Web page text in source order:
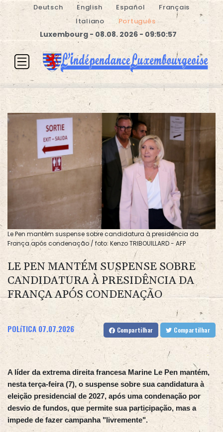
Deutsch English Español
Français
Italiano
Português
Luxembourg - 08.08. 2026 - 09:50:58
Le Pen mantém suspense sobre candidatura à presidência da
França após condenação / foto: Kenzo TRIBOUILLARD - AFP
LE PEN MANTÉM SUSPENSE SOBRE
CANDIDATURA À PRESIDÊNCIA DA
FRANÇA APÓS CONDENAÇÃO
POLíTICA 07.07.2026 Compartilhar Compartilhar
A líder da extrema direita francesa Marine Le Pen mantém,
nesta terça-feira (7), o suspense sobre sua candidatura à
eleição presidencial de 2027, após uma condenação por
desvio de fundos, que permite sua participação, mas a
impede de fazer campanha "livremente".